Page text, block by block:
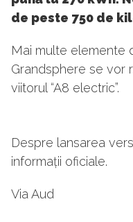
de peste 750 de
Mai multe elemente
Grandsphere se vor
viitorul “A8 electric”.
Despre lansarea
informații oficiale.
Via Aud